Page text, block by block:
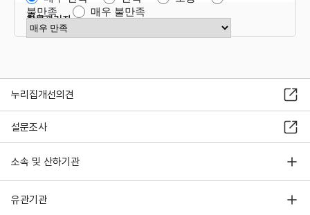
불만족
매우 불만족
만족도 점수 선택
항목관리자
누리집개선의견
설문조사
소속 및 산하기관
유관기관